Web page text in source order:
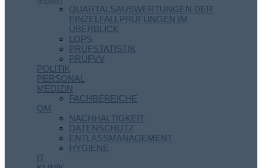
QUARTALSAUSWERTUNGEN DER
EINZELFALLPRÜFUNGEN IM
ÜBERBLICK
LOPS
PRÜFSTATISTIK
PRÜFVV
POLITIK
PERSONAL
MEDIZIN
FACHBEREICHE
QM
NACHHALTIGKEIT
DATENSCHUTZ
ENTLASSMANAGEMENT
HYGIENE
IT